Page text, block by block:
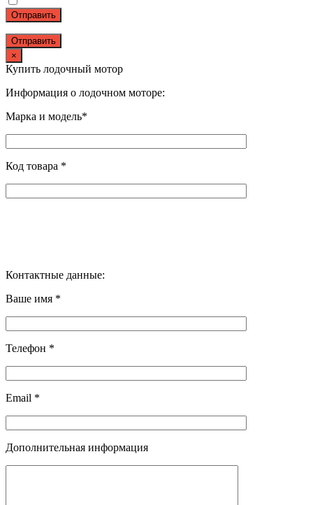
Отправить
×
Купить лодочный мотор
Информация о лодочном моторе:
Марка и модель*
Код товара *
Контактные данные:
Ваше имя *
Телефон *
Email *
Дополнительная информация